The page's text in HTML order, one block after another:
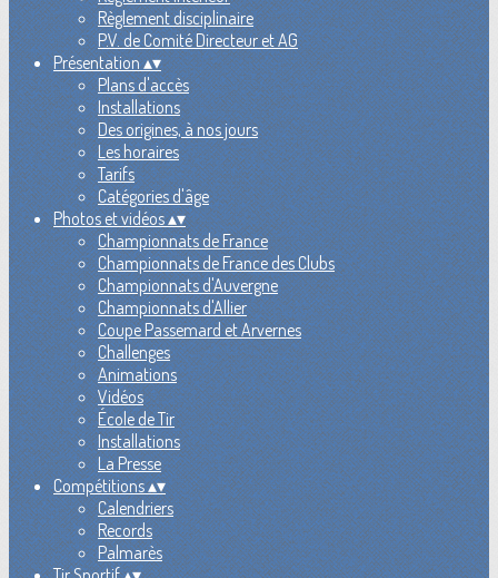
Règlement disciplinaire
P.V. de Comité Directeur et AG
Présentation▴▾
Plans d'accès
Installations
Des origines, à nos jours
Les horaires
Tarifs
Catégories d'âge
Photos et vidéos▴▾
Championnats de France
Championnats de France des Clubs
Championnats d'Auvergne
Championnats d'Allier
Coupe Passemard et Arvernes
Challenges
Animations
Vidéos
École de Tir
Installations
La Presse
Compétitions▴▾
Calendriers
Records
Palmarès